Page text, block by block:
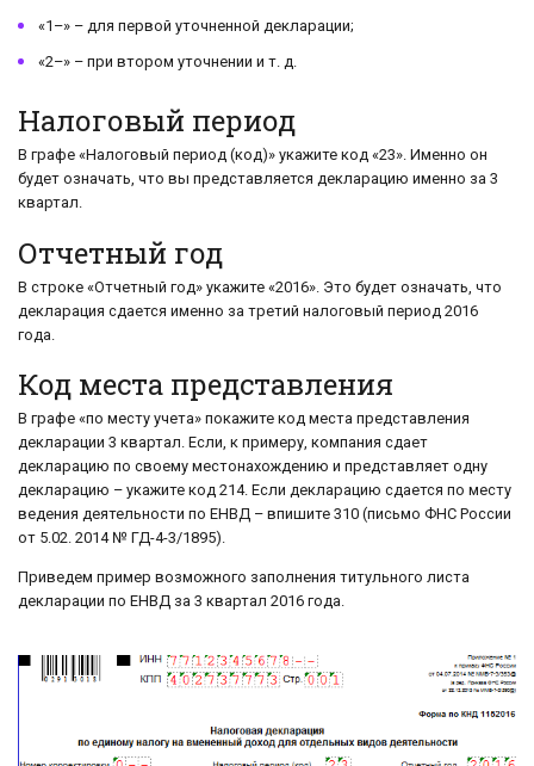
«1–» – для первой уточненной декларации;
«2–» – при втором уточнении и т. д.
Налоговый период
В графе «Налоговый период (код)» укажите код «23». Именно он
будет означать, что вы представляется декларацию именно за 3
квартал.
Отчетный год
В строке «Отчетный год» укажите «2016». Это будет означать, что
декларация сдается именно за третий налоговый период 2016
года.
Код места представления
В графе «по месту учета» покажите код места представления
декларации 3 квартал. Если, к примеру, компания сдает
декларацию по своему местонахождению и представляет одну
декларацию – укажите код 214. Если декларацию сдается по месту
ведения деятельности по ЕНВД – впишите 310 (письмо ФНС России
от 5.02. 2014 № ГД-4-3/1895).
Приведем пример возможного заполнения титульного листа
декларации по ЕНВД за 3 квартал 2016 года.